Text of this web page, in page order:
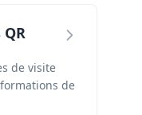
de visite
de